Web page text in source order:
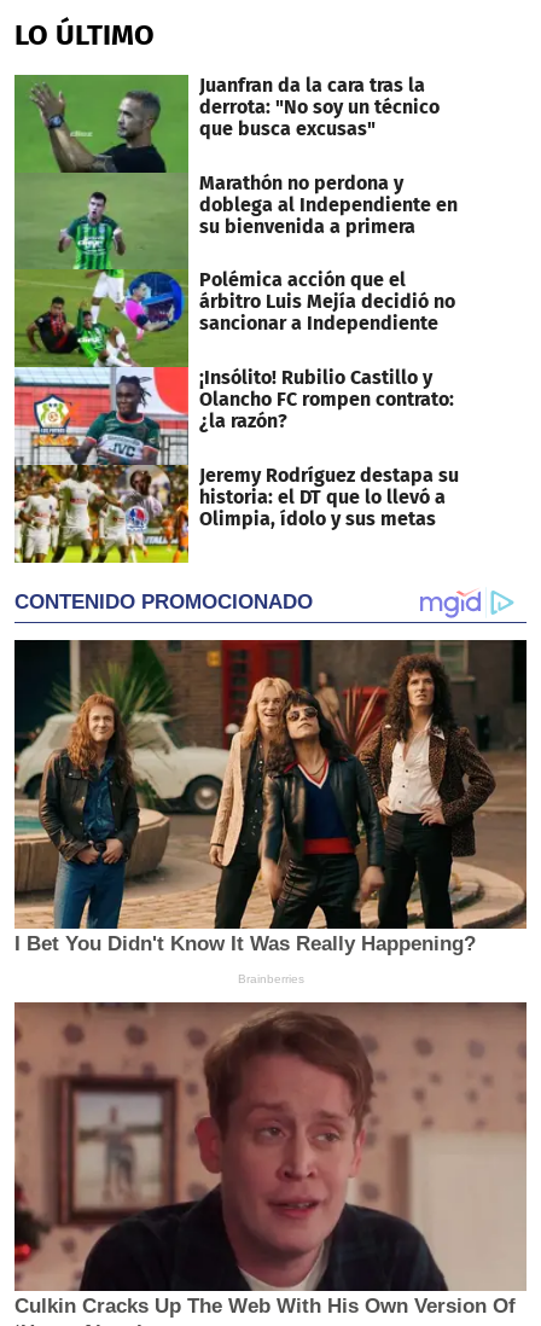
LO ÚLTIMO
Juanfran da la cara tras la
derrota: "No soy un técnico
que busca excusas"
Marathón no perdona y
doblega al Independiente en
su bienvenida a primera
Polémica acción que el
árbitro Luis Mejía decidió no
sancionar a Independiente
¡Insólito! Rubilio Castillo y
Olancho FC rompen contrato:
¿la razón?
Jeremy Rodríguez destapa su
historia: el DT que lo llevó a
Olimpia, ídolo y sus metas